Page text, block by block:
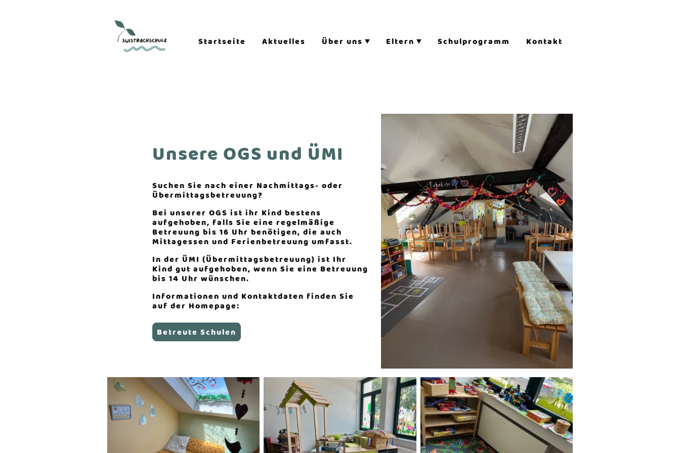
Startseite Aktuelles Über uns Eltern Schulprogramm Kontakt
Unsere OGS und ÜMI
Suchen Sie nach einer Nachmittags- oder
Übermittagsbetreuung?
Bei unserer OGS ist ihr Kind bestens
aufgehoben, falls Sie eine regelmäßige
Betreuung bis 16 Uhr benötigen, die auch
Mittagessen und Ferienbetreuung umfasst.
In der ÜMI (Übermittagsbetreuung) ist Ihr
Kind gut aufgehoben, wenn Sie eine Betreuung
bis 14 Uhr wünschen.
Informationen und Kontaktdaten finden Sie
auf der Homepage:
Betreute Schulen